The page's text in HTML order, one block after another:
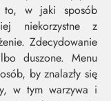
w jaki sposób
niekorzystne z
Zdecydowanie
duszone. Menu
by znalazły się
w tym warzywa i